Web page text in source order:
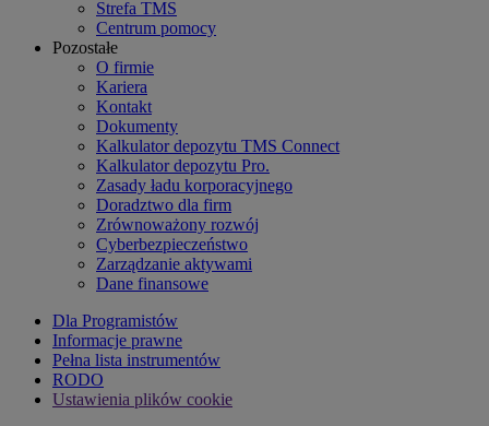
Strefa TMS
Centrum pomocy
Pozostałe
O firmie
Kariera
Kontakt
Dokumenty
Kalkulator depozytu TMS Connect
Kalkulator depozytu Pro.
Zasady ładu korporacyjnego
Doradztwo dla firm
Zrównoważony rozwój
Cyberbezpieczeństwo
Zarządzanie aktywami
Dane finansowe
Dla Programistów
Informacje prawne
Pełna lista instrumentów
RODO
Ustawienia plików cookie